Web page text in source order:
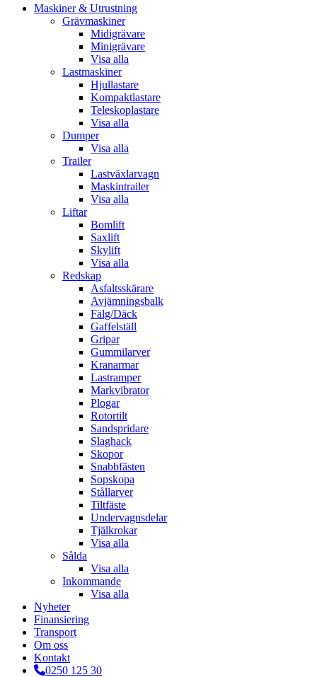
Close
Maskiner & Utrustning
Grävmaskiner
Midigrävare
Minigrävare
Visa alla
Lastmaskiner
Hjullastare
Kompaktlastare
Teleskoplastare
Visa alla
Dumper
Visa alla
Trailer
Lastväxlarvagn
Maskintrailer
Visa alla
Liftar
Bomlift
Saxlift
Skylift
Visa alla
Redskap
Asfaltsskärare
Avjämningsbalk
Fälg/Däck
Gaffelställ
Gripar
Gummilarver
Kranarmar
Lastramper
Markvibrator
Plogar
Rotortilt
Sandspridare
Slaghack
Skopor
Snabbfästen
Sopskopa
Stållarver
Tiltfäste
Undervagnsdelar
Tjälkrokar
Visa alla
Sålda
Visa alla
Inkommande
Visa alla
Nyheter
Finansiering
Transport
Om oss
Kontakt
0250 125 30